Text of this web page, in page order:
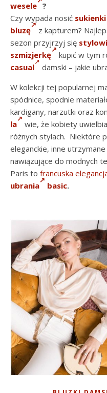
wesele ?
Czy wypada nosić sukienki
bluzę
z kapturem?
sezon przyjrzyj się stylowi
szmizjerkę
kupić w tym
casual
damski – jakie
W kolekcji tej popularnej
spódnice, spodnie
kardigany, narzutki oraz
la
wie, że kobiety
różnych stylach. Niektóre
eleganckie, inne
nawiązujące do modnych
Paris to francuska
ubrania
basic.